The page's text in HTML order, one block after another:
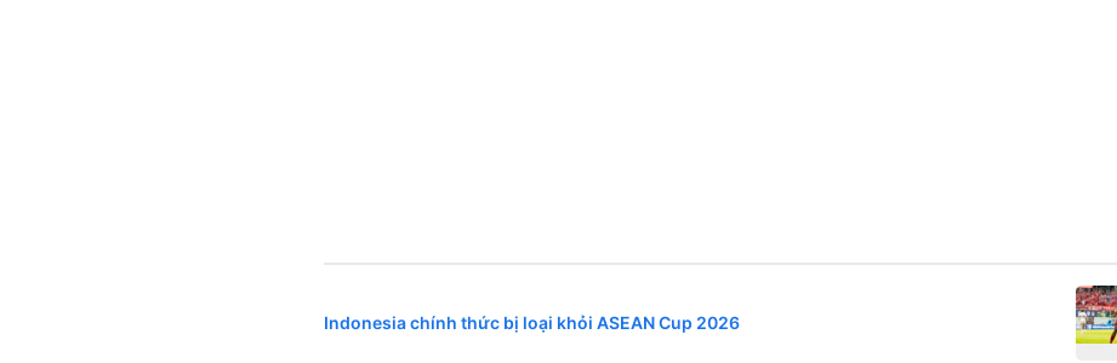
Indonesia chính thức bị loại khỏi ASEAN Cup 2026